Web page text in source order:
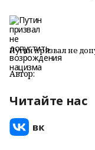
Путин призвал не
Автор:
Читайте нас